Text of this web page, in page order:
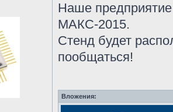
Наше
МАКС-2015.
Стенд будет
пообщаться!
Вложения: